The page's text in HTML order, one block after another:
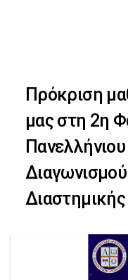
navigation
to
content
Πρόκριση
μας στη 2η